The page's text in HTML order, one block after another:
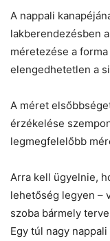
A nappali
lakberendezésben
méretezése a
elengedhetetlen a
A méret
érzékelése
legmegfelelőbb
Arra kell ügyelnie,
lehetőség legyen –
szoba bármely
Egy túl nagy